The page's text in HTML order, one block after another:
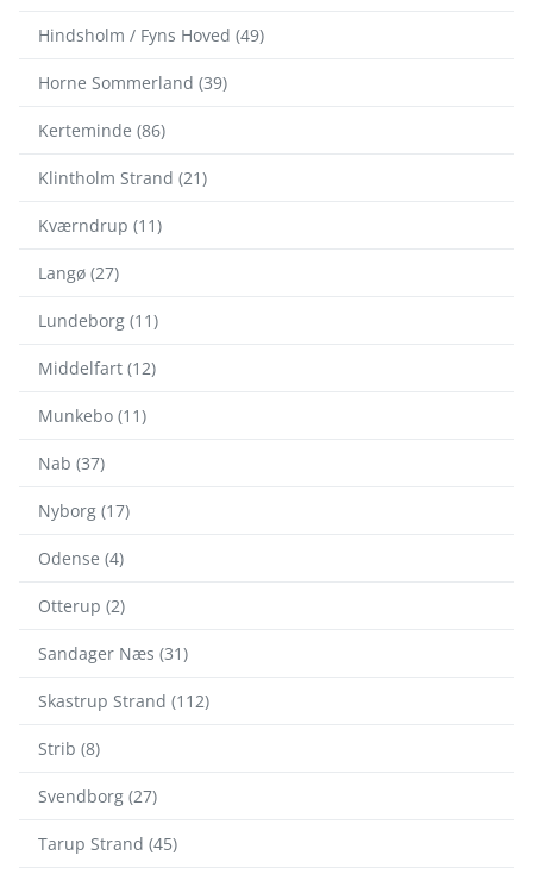
Hindsholm / Fyns Hoved (49)
Horne Sommerland (39)
Kerteminde (86)
Klintholm Strand (21)
Kværndrup (11)
Langø (27)
Lundeborg (11)
Middelfart (12)
Munkebo (11)
Nab (37)
Nyborg (17)
Odense (4)
Otterup (2)
Sandager Næs (31)
Skastrup Strand (112)
Strib (8)
Svendborg (27)
Tarup Strand (45)